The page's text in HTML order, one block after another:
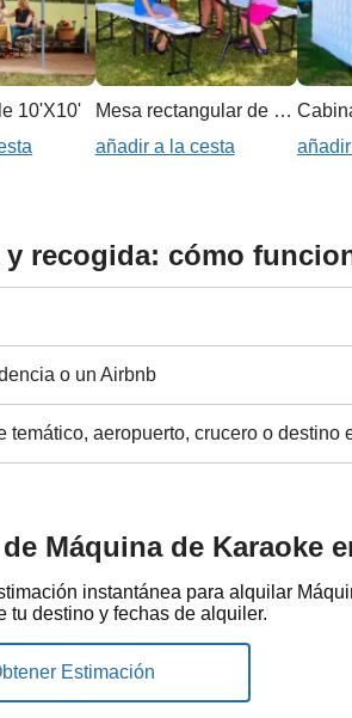
10'X10'
Mesa rectangular de 6 pies
añadir a la cesta
y recogida: cómo
o un Airbnb
temático, aeropuerto, crucero o destino
Máquina de Karaoke
instantánea para alquilar
tu destino y fechas de alquiler.